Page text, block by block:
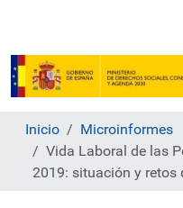
Inicio
Microinformes
Vida Laboral de las
2019: situación y retos